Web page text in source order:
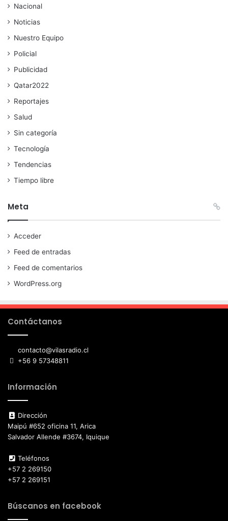
Nacional
Noticias
Nuestro Equipo
Policial
Publicidad
Qatar2022
Reportajes
Salud
Sin categoría
Tecnología
Tendencias
Tiempo libre
Meta
Acceder
Feed de entradas
Feed de comentarios
WordPress.org
Contáctanos
contacto@vilasradio.cl
+56 9 57348811
Información
Dirección
Maipú #652 oficina 11, Arica
Salvador Allende #3674, Iquique
Teléfonos
+57 2 269150
+57 2 269151
Búscanos en facebook